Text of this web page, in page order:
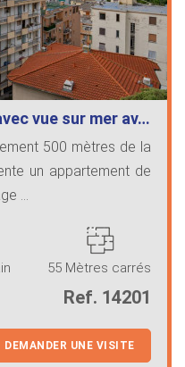
vue sur mer av…
500 mètres de la
un appartement de
...
55 Mètres carrés
Ref. 14201
DEMANDER UNE VISITE